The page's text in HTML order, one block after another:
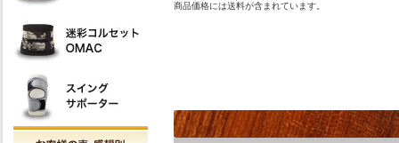
商品価格には送料が含まれています。